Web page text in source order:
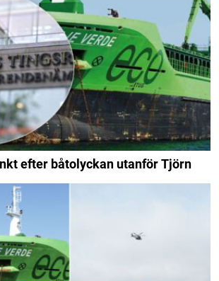
efter båtolyckan utanför Tjörn